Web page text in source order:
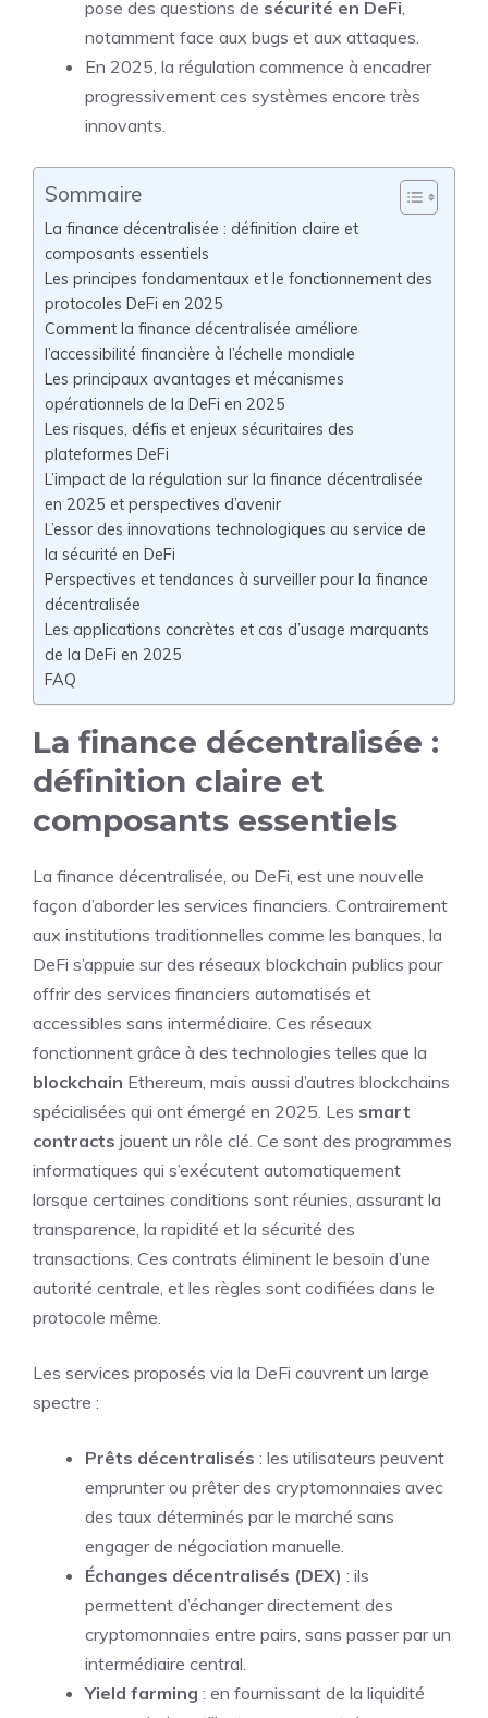
pose des questions de sécurité en DeFi,
notamment face aux bugs et aux attaques.
En 2025, la régulation commence à encadrer
progressivement ces systèmes encore très
innovants.
Sommaire
La finance décentralisée : définition claire et
composants essentiels
Les principes fondamentaux et le fonctionnement des
protocoles DeFi en 2025
Comment la finance décentralisée améliore
l’accessibilité financière à l’échelle mondiale
Les principaux avantages et mécanismes
opérationnels de la DeFi en 2025
Les risques, défis et enjeux sécuritaires des
plateformes DeFi
L’impact de la régulation sur la finance décentralisée
en 2025 et perspectives d’avenir
L’essor des innovations technologiques au service de
la sécurité en DeFi
Perspectives et tendances à surveiller pour la finance
décentralisée
Les applications concrètes et cas d’usage marquants
de la DeFi en 2025
FAQ
La finance décentralisée :
définition claire et
composants essentiels
La finance décentralisée, ou DeFi, est une nouvelle
façon d’aborder les services financiers. Contrairement
aux institutions traditionnelles comme les banques, la
DeFi s’appuie sur des réseaux blockchain publics pour
offrir des services financiers automatisés et
accessibles sans intermédiaire. Ces réseaux
fonctionnent grâce à des technologies telles que la
blockchain Ethereum, mais aussi d’autres blockchains
spécialisées qui ont émergé en 2025. Les smart
contracts jouent un rôle clé. Ce sont des programmes
informatiques qui s’exécutent automatiquement
lorsque certaines conditions sont réunies, assurant la
transparence, la rapidité et la sécurité des
transactions. Ces contrats éliminent le besoin d’une
autorité centrale, et les règles sont codifiées dans le
protocole même.
Les services proposés via la DeFi couvrent un large
spectre :
Prêts décentralisés : les utilisateurs peuvent
emprunter ou prêter des cryptomonnaies avec
des taux déterminés par le marché sans
engager de négociation manuelle.
Échanges décentralisés (DEX) : ils
permettent d’échanger directement des
cryptomonnaies entre pairs, sans passer par un
intermédiaire central.
Yield farming : en fournissant de la liquidité